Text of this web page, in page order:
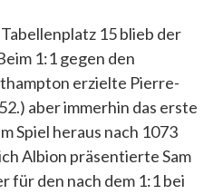
15 blieb der
1:1 gegen den
erzielte Pierre-
aber immerhin das erste
Spiel heraus nach 1073
Albion präsentierte Sam
für den nach dem 1:1 bei